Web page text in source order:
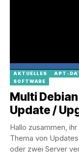
AKTUELLES APT-
SOFTWARE
Multi
Update /
Hallo zusammen,
Thema von
oder zwei Server